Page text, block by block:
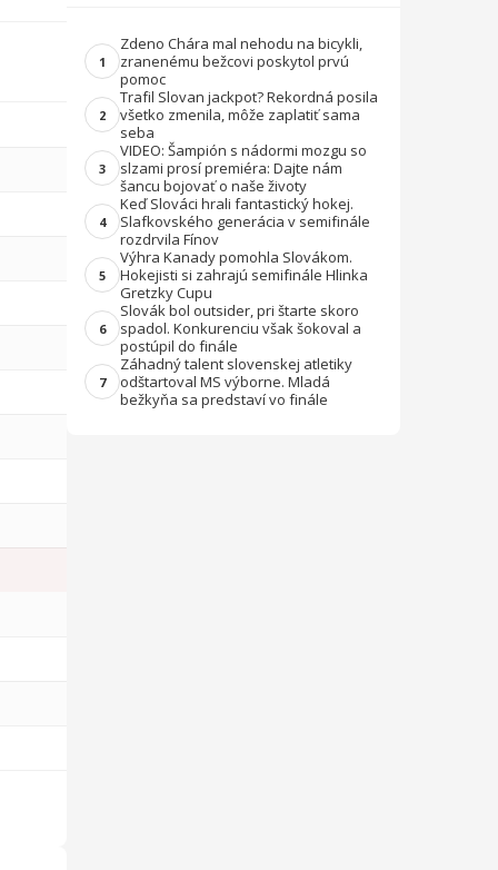
1
Zdeno Chára mal nehodu na bicykli,
zranenému bežcovi poskytol prvú
pomoc
2
Trafil Slovan jackpot? Rekordná posila
všetko zmenila, môže zaplatiť sama
seba
3
VIDEO: Šampión s nádormi mozgu so
slzami prosí premiéra: Dajte nám
šancu bojovať o naše životy
4
Keď Slováci hrali fantastický hokej.
Slafkovského generácia v semifinále
rozdrvila Fínov
5
Výhra Kanady pomohla Slovákom.
Hokejisti si zahrajú semifinále Hlinka
Gretzky Cupu
6
Slovák bol outsider, pri štarte skoro
spadol. Konkurenciu však šokoval a
postúpil do finále
7
Záhadný talent slovenskej atletiky
odštartoval MS výborne. Mladá
bežkyňa sa predstaví vo finále